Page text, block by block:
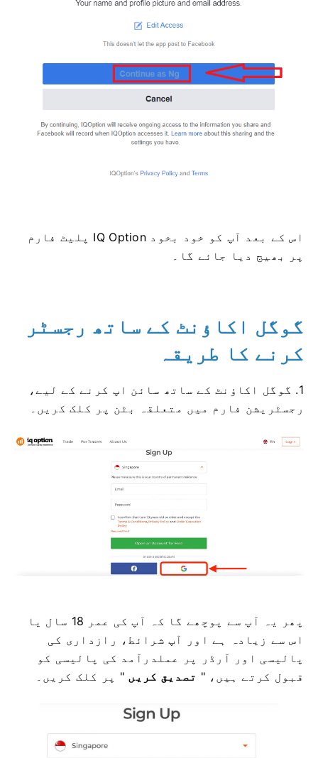
اس کے بعد آپ کو خود بخود IQ Option پلیٹ فارم
پر بھیج دیا جائے گا۔
گوگل اکاؤنٹ کے ساتھ رجسٹر
کرنے کا طریقہ
1. گوگل اکاؤنٹ کے ساتھ سائن اپ کرنے کے لیے،
رجسٹریشن فارم میں متعلقہ بٹن پر کلک کریں۔
پھر یہ آپ سے پوچھے گا کہ آپ کی عمر 18 سال یا
اس سے زیادہ ہے اور آپ شرائط، رازداری کی
پالیسی اور آرڈر پر عملدرآمد کی پالیسی کو
قبول کرتے ہیں، " تصدیق کریں " پر کلک کریں۔